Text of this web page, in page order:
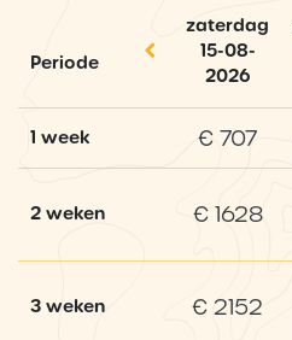
Periode
zaterdag
15-08-
2026
1 week € 707
2 weken € 1628
3 weken € 2152